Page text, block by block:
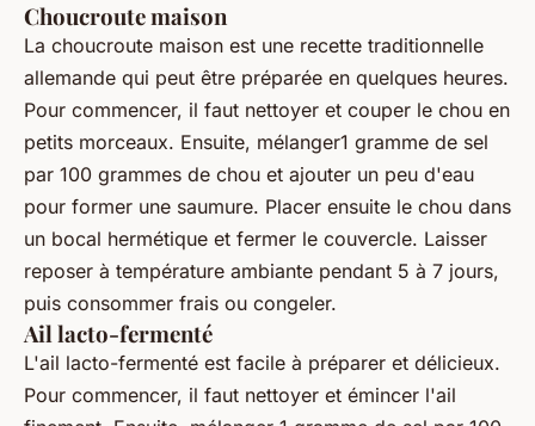
Choucroute maison
La choucroute maison est une recette traditionnelle
allemande qui peut être préparée en quelques heures.
Pour commencer, il faut nettoyer et couper le chou en
petits morceaux. Ensuite, mélanger1 gramme de sel
par 100 grammes de chou et ajouter un peu d'eau
pour former une saumure. Placer ensuite le chou dans
un bocal hermétique et fermer le couvercle. Laisser
reposer à température ambiante pendant 5 à 7 jours,
puis consommer frais ou congeler.
Ail lacto-fermenté
L'ail lacto-fermenté est facile à préparer et délicieux.
Pour commencer, il faut nettoyer et émincer l'ail